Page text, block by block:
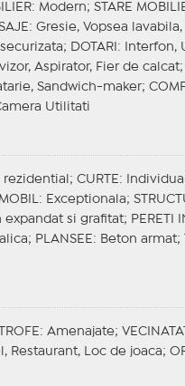
: Modern; STARE
: Gresie, Vopsea
DOTARI : Interfon,
Aspirator, Fier de calcat;
Sandwich-maker;
Utilitati
rezidential; CURTE :
: Exceptionala;
expandat si grafitat; PERETI
PLANSEE : Beton armat;
: Amenajate;
Restaurant, Loc de joaca;